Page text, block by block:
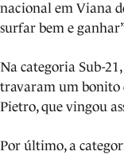
nacional em Viana
surfar bem e
Na categoria Sub-
travaram um bonito
Pietro, que vingou
Por último, a